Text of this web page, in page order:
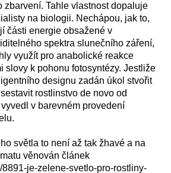
zbarvení. Tahle vlastnost dopaluje
na biologii. Nechápou, jak to,
části energie obsažené v
spektra slunečního záření,
využít pro anabolické reakce
slovy k pohonu fotosyntézy. Jestliže
designu zadán úkol stvořit
rostlinstvo de novo od
v barevném provedení
světla to není až tak žhavé a na
věnován článek
8891-je-zelene-svetlo-pro-rostliny-